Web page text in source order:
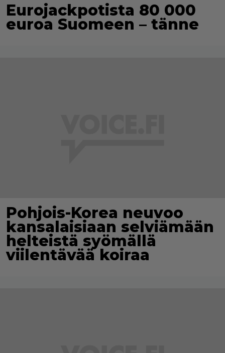
Eurojackpotista 80 000
euroa Suomeen – tänne
Pohjois-Korea neuvoo
kansalaisiaan selviämään
helteistä syömällä
viilentävää koiraa